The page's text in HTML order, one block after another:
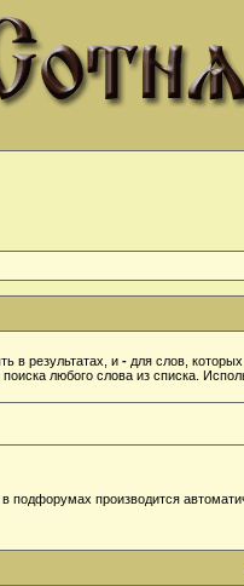
в результатах, и - для слов,
поиска любого слова из списка.
производится